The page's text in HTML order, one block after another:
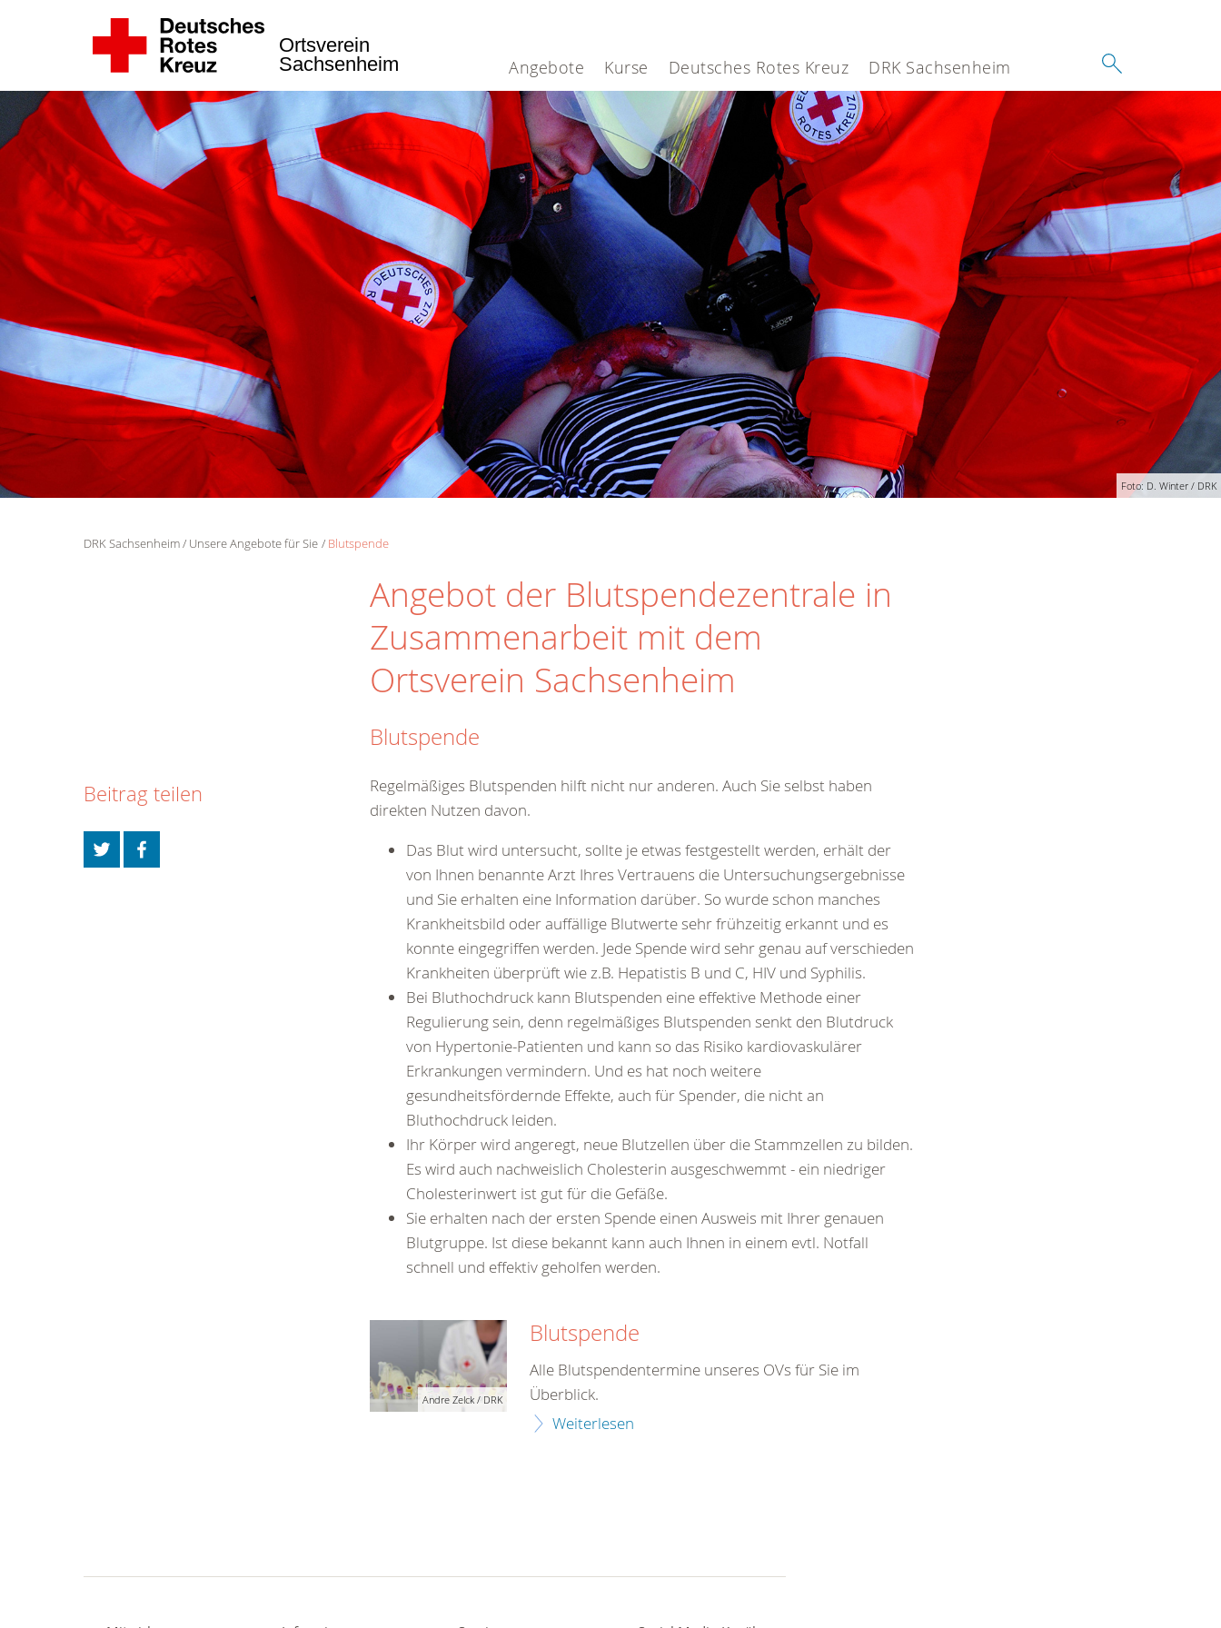
Angebote Kurse Deutsches Rotes Kreuz DRK Sachsenheim
Ortsverein
Sachsenheim
Foto: D. Winter / DRK
DRK Sachsenheim Unsere Angebote für Sie Blutspende
Angebot der Blutspendezentrale in
Zusammenarbeit mit dem
Ortsverein Sachsenheim
Blutspende
Regelmäßiges Blutspenden hilft nicht nur anderen. Auch Sie selbst haben
direkten Nutzen davon.
Das Blut wird untersucht, sollte je etwas festgestellt werden, erhält der
von Ihnen benannte Arzt Ihres Vertrauens die Untersuchungsergebnisse
und Sie erhalten eine Information darüber. So wurde schon manches
Krankheitsbild oder auffällige Blutwerte sehr frühzeitig erkannt und es
konnte eingegriffen werden. Jede Spende wird sehr genau auf verschieden
Krankheiten überprüft wie z.B. Hepatistis B und C, HIV und Syphilis.
Bei Bluthochdruck kann Blutspenden eine effektive Methode einer
Regulierung sein, denn regelmäßiges Blutspenden senkt den Blutdruck
von Hypertonie-Patienten und kann so das Risiko kardiovaskulärer
Erkrankungen vermindern. Und es hat noch weitere
gesundheitsfördernde Effekte, auch für Spender, die nicht an
Bluthochdruck leiden.
Ihr Körper wird angeregt, neue Blutzellen über die Stammzellen zu bilden.
Es wird auch nachweislich Cholesterin ausgeschwemmt - ein niedriger
Cholesterinwert ist gut für die Gefäße.
Sie erhalten nach der ersten Spende einen Ausweis mit Ihrer genauen
Blutgruppe. Ist diese bekannt kann auch Ihnen in einem evtl. Notfall
schnell und effektiv geholfen werden.
Andre Zelck / DRK
Blutspende
Alle Blutspendentermine unseres OVs für Sie im
Überblick.
Weiterlesen
Beitrag teilen